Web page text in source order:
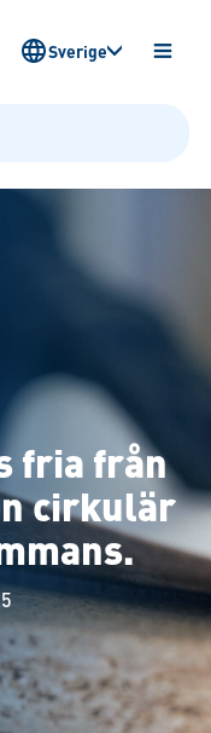
Sverige
fria från
cirkulär